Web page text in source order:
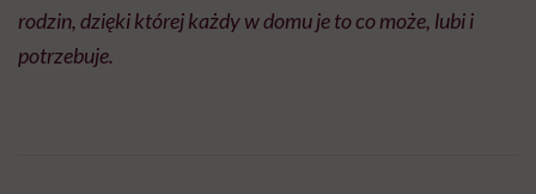
rodzin, dzięki której każdy w domu je to co może, lubi i
potrzebuje.